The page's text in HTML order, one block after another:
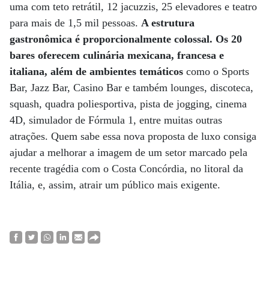
uma com teto retrátil, 12 jacuzzis, 25 elevadores e teatro
para mais de 1,5 mil pessoas. A estrutura
gastronômica é proporcionalmente colossal. Os 20
bares oferecem culinária mexicana, francesa e
italiana, além de ambientes temáticos como o Sports
Bar, Jazz Bar, Casino Bar e também lounges, discoteca,
squash, quadra poliesportiva, pista de jogging, cinema
4D, simulador de Fórmula 1, entre muitas outras
atrações. Quem sabe essa nova proposta de luxo consiga
ajudar a melhorar a imagem de um setor marcado pela
recente tragédia com o Costa Concórdia, no litoral da
Itália, e, assim, atrair um público mais exigente.